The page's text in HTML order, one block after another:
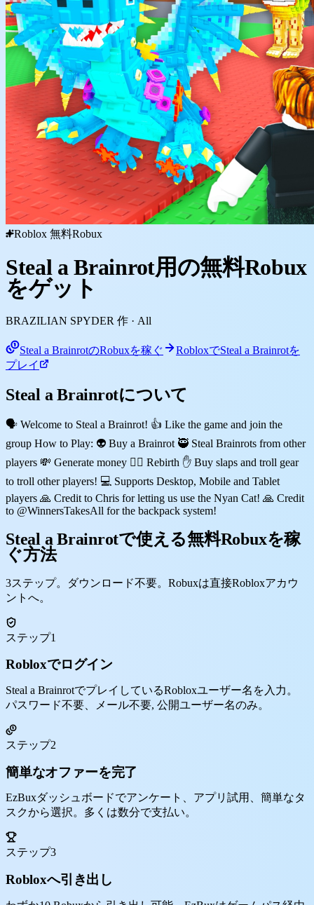
Roblox 無料Robux
Steal a Brainrot用の無料Robux
をゲット
BRAZILIAN SPYDER 作 · All
Steal a BrainrotのRobuxを稼ぐ
RobloxでSteal a Brainrotを
プレイ
Steal a Brainrotについて
🗣️ Welcome to Steal a Brainrot! 👍 Like the game and join the
group How to Play: 👽 Buy a Brainrot 🥷 Steal Brainrots from other
players 💸 Generate money 🐦‍🔥 Rebirth ✋ Buy slaps and troll gear
to troll other players! 💻 Supports Desktop, Mobile and Tablet
players 🙏 Credit to Chris for letting us use the Nyan Cat! 🙏 Credit
to @WinnersTakesAll for the backpack system!
Steal a Brainrotで使える無料Robuxを稼
ぐ方法
3ステップ。ダウンロード不要。Robuxは直接Robloxアカウ
ントへ。
ステップ1
Robloxでログイン
Steal a BrainrotでプレイしているRobloxユーザー名を入力。
パスワード不要、メール不要, 公開ユーザー名のみ。
ステップ2
簡単なオファーを完了
EzBuxダッシュボードでアンケート、アプリ試用、簡単なタ
スクから選択。多くは数分で支払い。
ステップ3
Robloxへ引き出し